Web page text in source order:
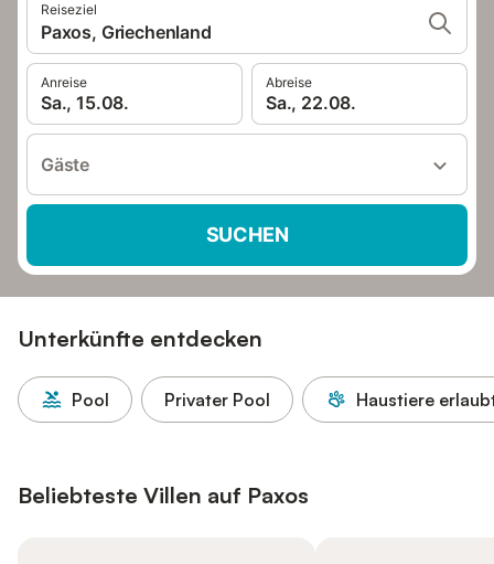
Reiseziel
Paxos, Griechenland
Anreise
Sa., 15.08.
Abreise
Sa., 22.08.
Gäste
SUCHEN
Unterkünfte entdecken
Pool Privater Pool Haustiere
Beliebteste Villen auf Paxos